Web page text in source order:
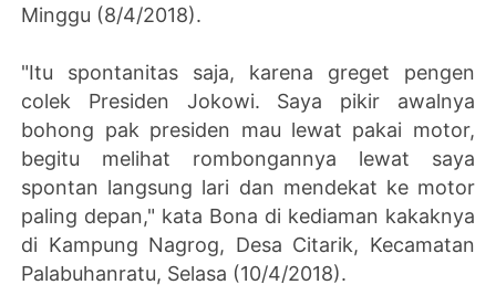
Minggu (8/4/2018).
"Itu spontanitas saja, karena greget pengen
colek Presiden Jokowi. Saya pikir awalnya
bohong pak presiden mau lewat pakai motor,
begitu melihat rombongannya lewat saya
spontan langsung lari dan mendekat ke motor
paling depan," kata Bona di kediaman kakaknya
di Kampung Nagrog, Desa Citarik, Kecamatan
Palabuhanratu, Selasa (10/4/2018).